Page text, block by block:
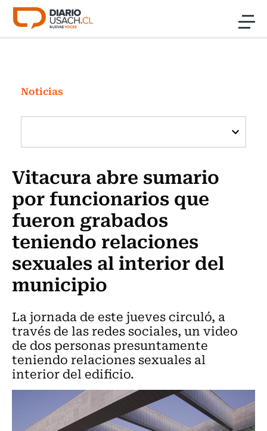
Click acá para ir directamente al contenido
Investigación
Cultura
Programas Radio y TV Usach
Noticias
Vitacura abre sumario
por funcionarios que
fueron grabados
teniendo relaciones
sexuales al interior del
municipio
La jornada de este jueves circuló, a
través de las redes sociales, un video
de dos personas presuntamente
teniendo relaciones sexuales al
interior del edificio.